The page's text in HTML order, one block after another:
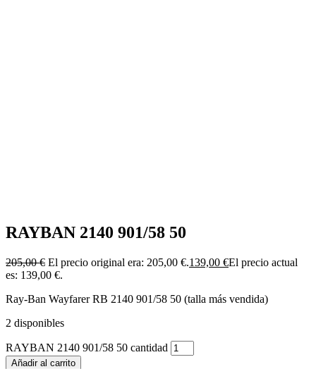
RAYBAN 2140 901/58 50
205,00€ El precio original era: 205,00 €.139,00 €El precio actual
es: 139,00 €.
Ray-Ban Wayfarer RB 2140 901/58 50 (talla más vendida)
2 disponibles
RAYBAN 2140 901/58 50 cantidad
Añadir al carrito